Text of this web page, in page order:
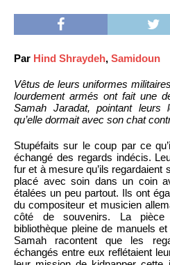
Par Hind Shraydeh, Samidoun
Vêtus de leurs uniformes
lourdement armés ont fait une
Samah Jaradat, pointant
qu’elle dormait avec son chat
Stupéfaits sur le coup par ce
échangé des regards indécis.
fur et à mesure qu’ils regardaient
placé avec soin dans un coin
étalées un peu partout. Ils ont
du compositeur et musicien
côté de souvenirs. La
bibliothèque pleine de manuels
Samah racontent que les
échangés entre eux reflétaient